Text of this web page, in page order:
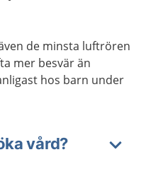
de minsta luftrören
mer besvär än
hos barn under
vård?